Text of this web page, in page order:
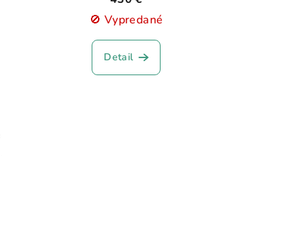
🚫 Vypredané
Detail